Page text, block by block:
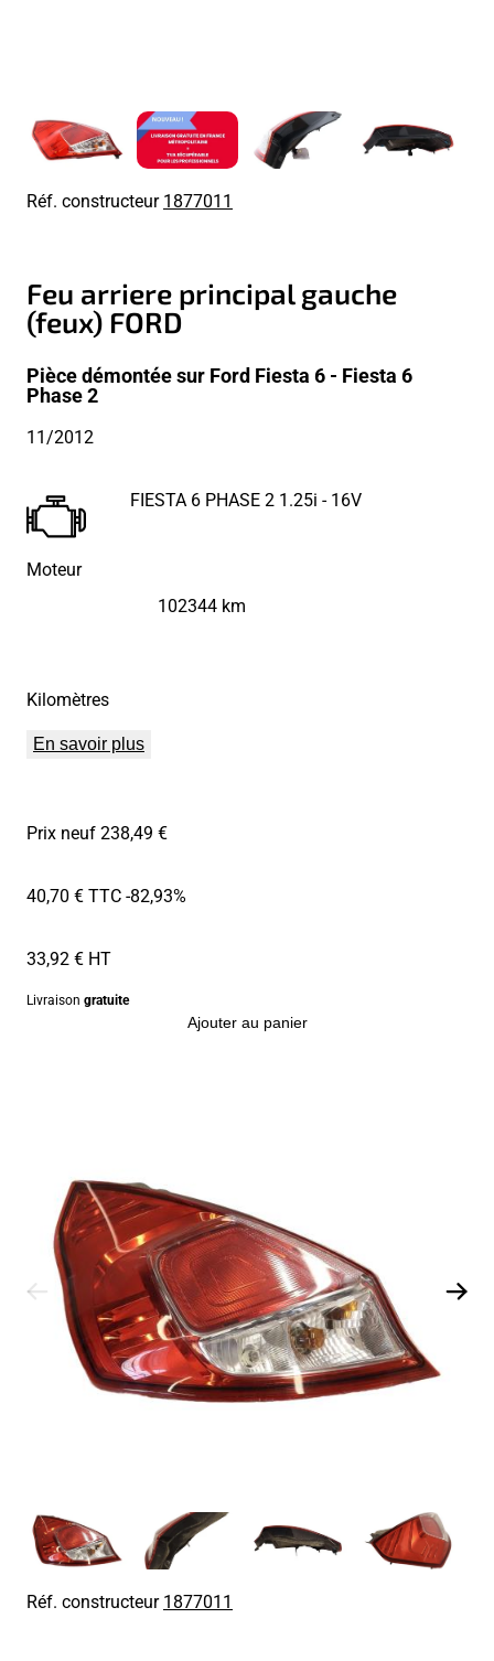
Réf. constructeur1877011
Feu arriere principal gauche
(feux) FORD
Pièce démontée sur Ford Fiesta 6 - Fiesta 6
Phase 2
11/2012
Moteur
FIESTA 6 PHASE 2 1.25i - 16V
Kilomètres
102344 km
En savoir plus
Prix neuf 238,49 €
40,70 € TTC-82,93%
33,92 € HT
Livraison gratuite
Ajouter au panier
Réf. constructeur1877011